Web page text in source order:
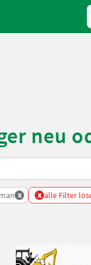
neu
x x alle Filter